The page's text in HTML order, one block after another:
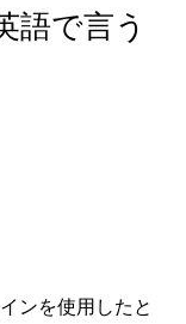
語で言う
ンを使用したと